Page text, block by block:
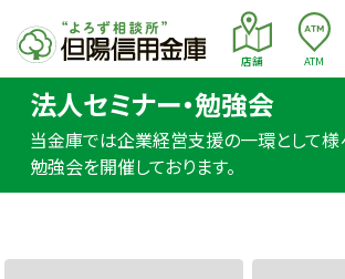
店舗 ATM
法人セミナー・勉強会
当金庫では企業経営支援の一環として様
勉強会を開催しております。